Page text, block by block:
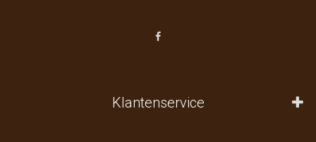
Klantenservice